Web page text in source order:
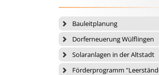
Bauleitplanung
Dorferneuerung Wülflingen
Solaranlagen in der Altstadt
Förderprogramm